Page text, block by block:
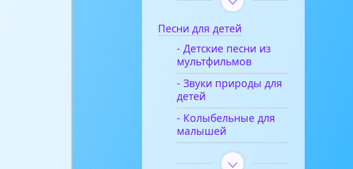
Песни для детей
- Детские песни из
мультфильмов
- Звуки природы для
детей
- Колыбельные для
малышей